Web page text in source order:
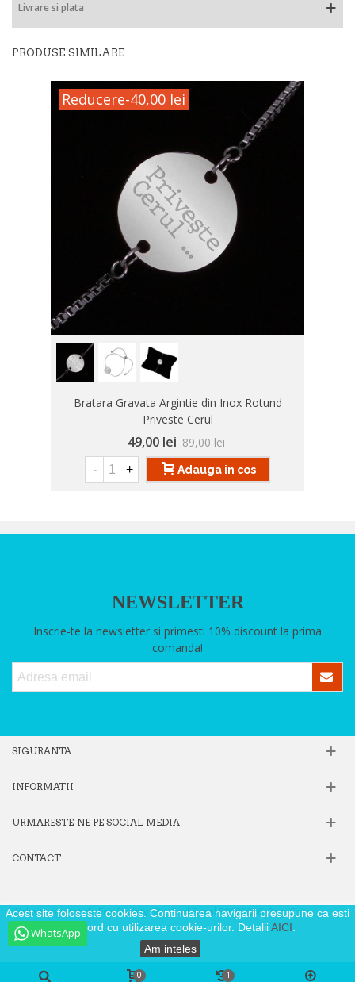
WhatsApp
Livrare si plata
PRODUSE SIMILARE
Reducere-40,00 lei
Bratara Gravata Argintie din Inox Rotund
Priveste Cerul
49,00 lei 89,00 lei
- + Adauga in cos
NEWSLETTER
Inscrie-te la newsletter si primesti 10% discount la prima
comanda!
SIGURANTA
INFORMATII
URMARESTE-NE PE SOCIAL MEDIA
CONTACT
Acest site foloseste cookies. Continuarea navigarii presupune ca esti
de acord cu utilizarea cookie-urilor. DetaliiAICI
Am inteles
Website operat de Fox Society SRL, Cod Fiscal 39605806, Reg. Com.
J40/9871/2018
0 1